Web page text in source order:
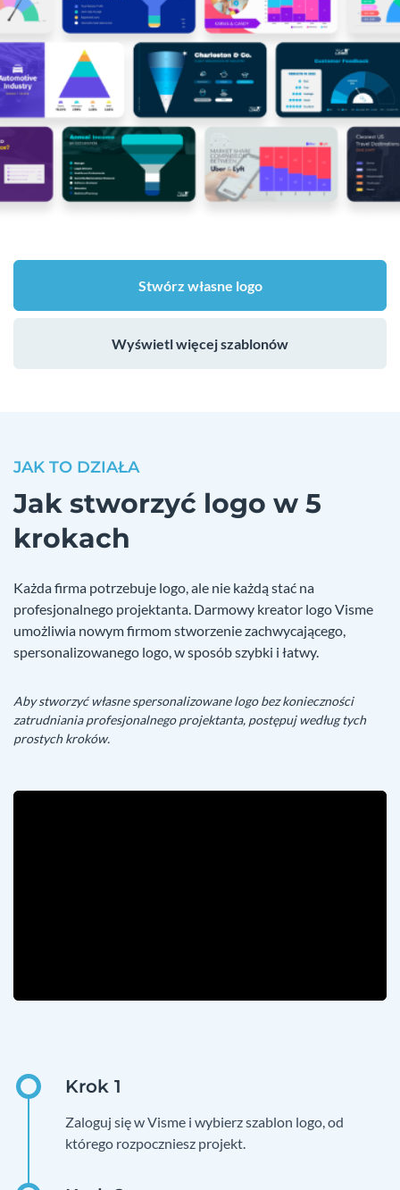
Stwórz własne logo
Wyświetl więcej szablonów
JAK TO DZIAŁA
Jak stworzyć logo w 5
krokach
Każda firma potrzebuje logo, ale nie każdą stać na
profesjonalnego projektanta. Darmowy kreator logo Visme
umożliwia nowym firmom stworzenie zachwycającego,
spersonalizowanego logo, w sposób szybki i łatwy.
Aby stworzyć własne spersonalizowane logo bez konieczności
zatrudniania profesjonalnego projektanta, postępuj według tych
prostych kroków.
Zaloguj się w Visme i wybierz szablon logo, od
którego rozpoczniesz projekt.